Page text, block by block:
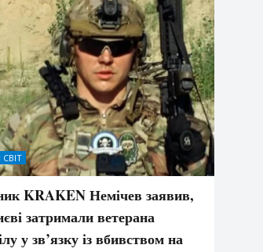
СВІТ
KRAKEN Немічев заявив,
затримали ветерана
у зв’язку із вбивством на